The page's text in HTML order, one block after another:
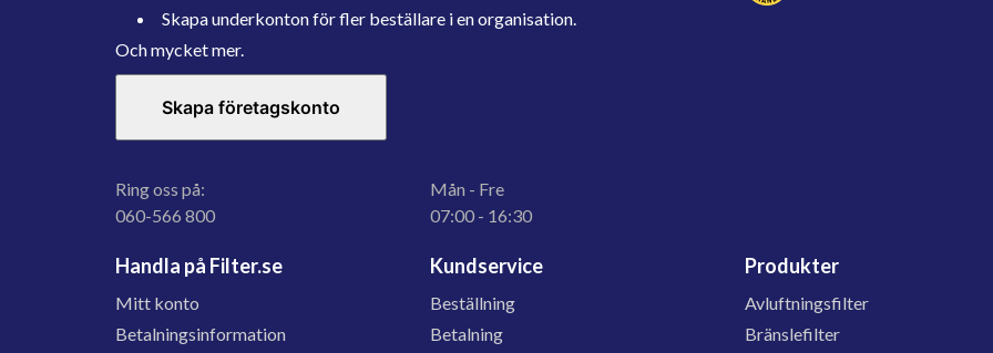
Skapa underkonton för fler beställare i en organisation.
Och mycket mer.
Skapa företagskonto
Ring oss på:
060-566 800
Mån - Fre
07:00 - 16:30
Handla på Filter.se
Mitt konto
Betalningsinformation
Kundservice
Beställning
Betalning
Produkter
Avluftningsfilter
Bränslefilter